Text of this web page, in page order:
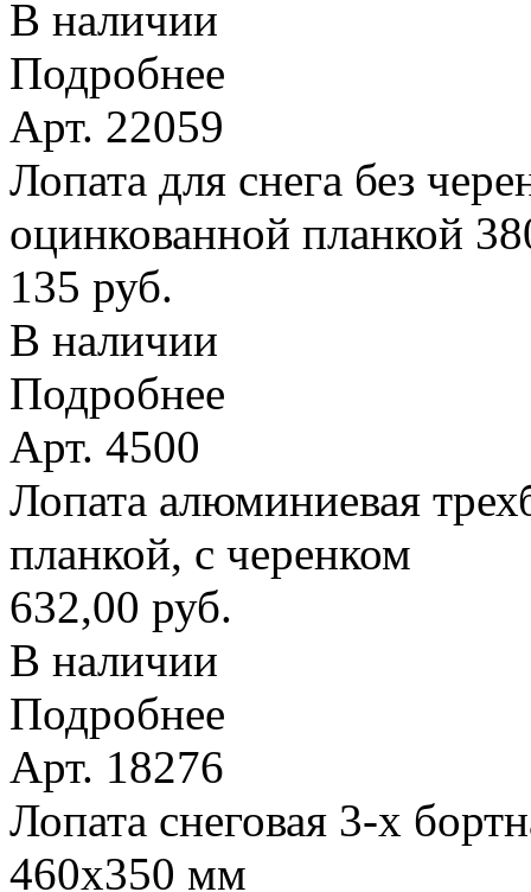
В наличии
Подробнее
Арт. 22059
Лопата для снега без
оцинкованной планкой
135 руб.
В наличии
Подробнее
Арт. 4500
Лопата алюминиевая
планкой, с черенком
632,00 руб.
В наличии
Подробнее
Арт. 18276
Лопата снеговая 3-х
460х350 мм